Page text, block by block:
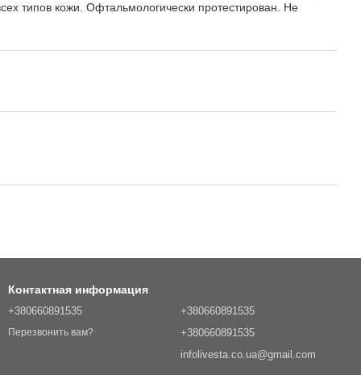
типов кожи. Офтальмологически протестирован. Не
Контактная информация
+380660891535
Перезвонить вам?
+380660891535
+380660891535
infolivesta.co.ua@gmail.com